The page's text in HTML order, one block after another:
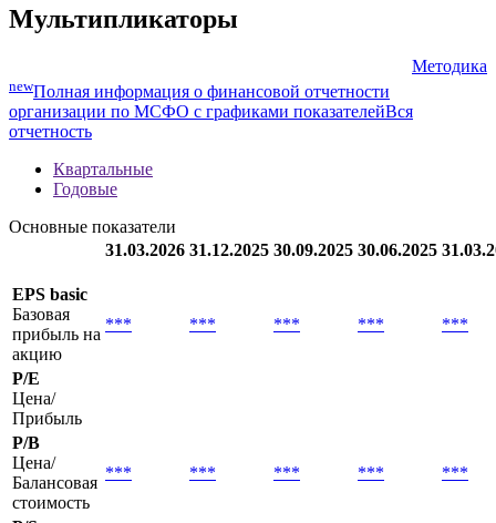
Мультипликаторы
Методика
newПолная информация о финансовой отчетности
организации по МСФО с графиками показателейВся
отчетность
Квартальные
Годовые
Основные показатели
31.03.2026 31.12.2025 30.09.2025 30.06.2025
EPS basic
Базовая
прибыль на
акцию
*** *** *** *** ***
P/E
Цена/
Прибыль
P/B
Цена/
Балансовая
стоимость
*** *** *** *** ***